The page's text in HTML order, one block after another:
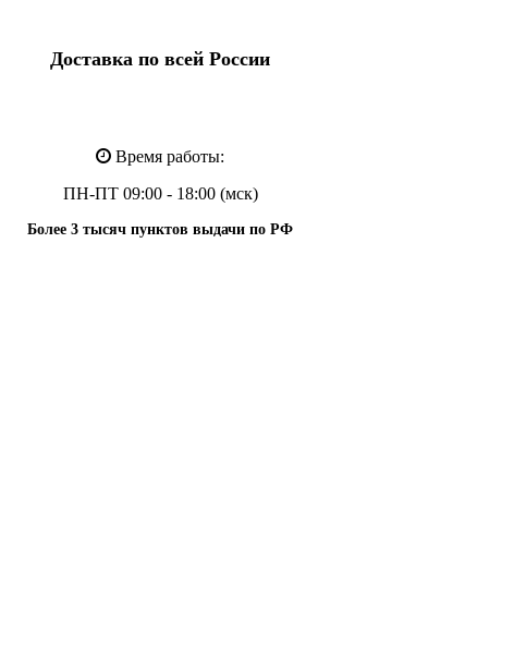
Доставка по всей России
Время работы:
ПН-ПТ 09:00 - 18:00 (мск)
Более 3 тысяч пунктов выдачи по РФ